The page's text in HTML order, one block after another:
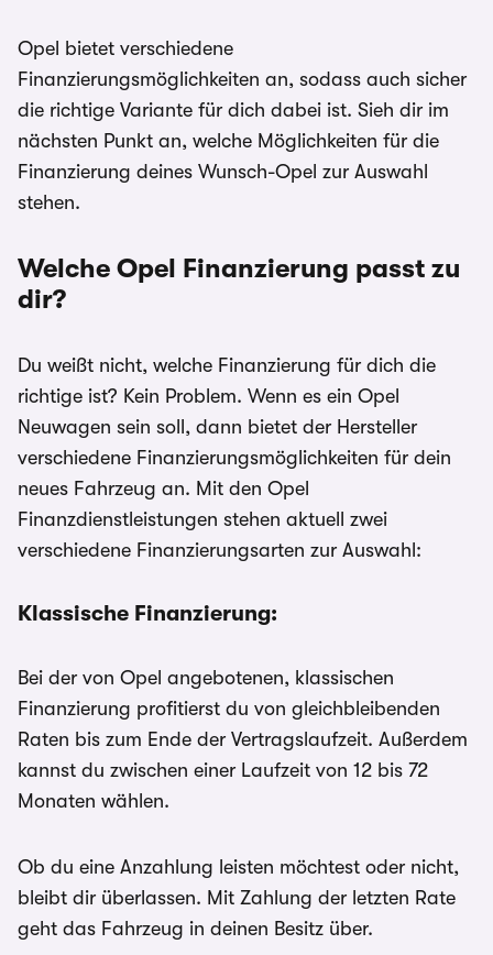
Opel bietet verschiedene
Finanzierungsmöglichkeiten an, sodass auch sicher
die richtige Variante für dich dabei ist. Sieh dir im
nächsten Punkt an, welche Möglichkeiten für die
Finanzierung deines Wunsch-Opel zur Auswahl
stehen.
Welche Opel Finanzierung passt zu
dir?
Du weißt nicht, welche Finanzierung für dich die
richtige ist? Kein Problem. Wenn es ein Opel
Neuwagen sein soll, dann bietet der Hersteller
verschiedene Finanzierungsmöglichkeiten für dein
neues Fahrzeug an. Mit den Opel
Finanzdienstleistungen stehen aktuell zwei
verschiedene Finanzierungsarten zur Auswahl:
Klassische Finanzierung:
Bei der von Opel angebotenen, klassischen
Finanzierung profitierst du von gleichbleibenden
Raten bis zum Ende der Vertragslaufzeit. Außerdem
kannst du zwischen einer Laufzeit von 12 bis 72
Monaten wählen.
Ob du eine Anzahlung leisten möchtest oder nicht,
bleibt dir überlassen. Mit Zahlung der letzten Rate
geht das Fahrzeug in deinen Besitz über.